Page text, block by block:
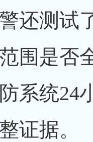
还测试
围是否
系统24
证据。